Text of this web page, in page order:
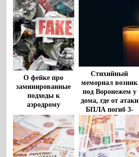
О фейке про
заминированные
подходы к
аэродрому
рассказали
воронежцам
Стихийный
мемориал возник
под Воронежем у
дома, где от атаки
БПЛА погиб 3-
летний мальчик